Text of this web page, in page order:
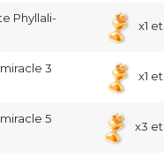
Phyllali-
x1 et
3
x1 et
5
x3 et